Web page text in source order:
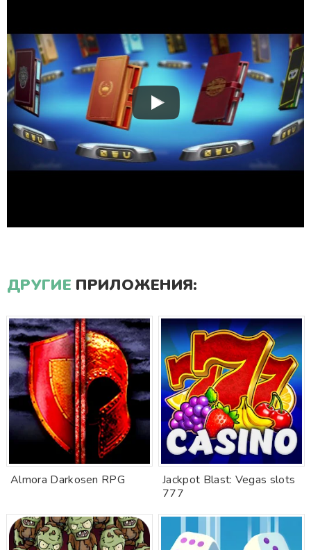
ДРУГИЕ ПРИЛОЖЕНИЯ:
Almora Darkosen RPG
Jackpot Blast: Vegas slots
777